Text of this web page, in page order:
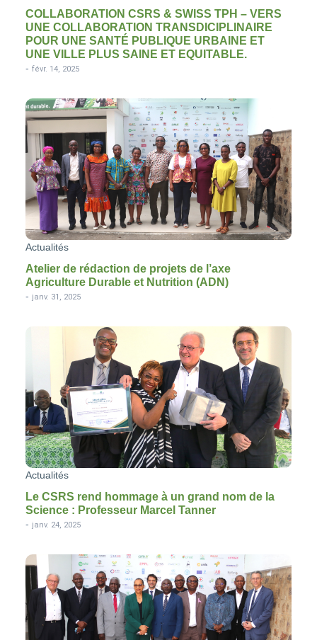
COLLABORATION CSRS & SWISS TPH – VERS
UNE COLLABORATION TRANSDICIPLINAIRE
POUR UNE SANTÉ PUBLIQUE URBAINE ET
UNE VILLE PLUS SAINE ET EQUITABLE.
- févr. 14, 2025
Actualités
Atelier de rédaction de projets de l’axe
Agriculture Durable et Nutrition (ADN)
- janv. 31, 2025
Actualités
Le CSRS rend hommage à un grand nom de la
Science : Professeur Marcel Tanner
- janv. 24, 2025